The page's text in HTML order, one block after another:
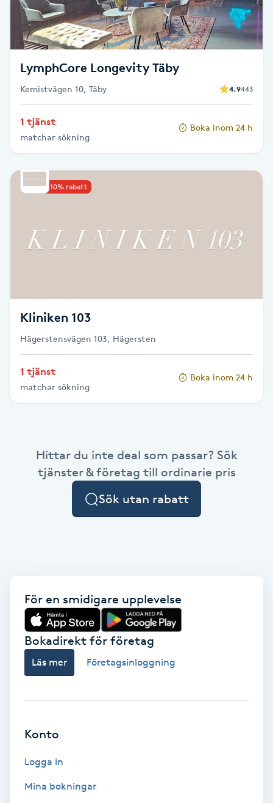
Shiatsu
Singelfransar
Sjukgymnastik
Sklerosering
Skägg
Skäggklippning
Skönhet
Sockring
Spa manikyr & pedikyr
Spraytan
Stylist
Svettbehandling
LymphCore Longevity Täby
Kemistvägen 10, Täby 4.9443
1 tjänst
matchar sökning
Boka inom 24 h
Upp till 10% rabatt
Kliniken 103
Hägerstensvägen 103, Hägersten
1 tjänst
matchar sökning
Boka inom 24 h
Hittar du inte deal som passar? Sök
tjänster & företag till ordinarie pris
Sök utan rabatt
För en smidigare upplevelse
Bokadirekt för företag
Läs mer Företagsinloggning
Konto
Logga in
Mina bokningar